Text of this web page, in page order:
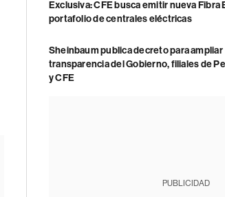
Exclusiva: CFE busca emitir nueva Fibra
portafolio de centrales eléctricas
Sheinbaum publica decreto para ampliar
transparencia del Gobierno, filiales de
y CFE
PUBLICIDAD